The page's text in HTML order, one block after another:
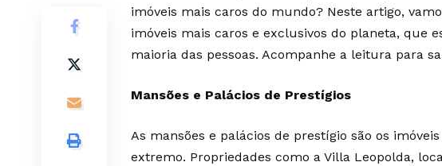
imóveis mais caros do mundo? Neste artigo,
imóveis mais caros e exclusivos do planeta, que
maioria das pessoas. Acompanhe a leitura para
Mansões e Palácios de Prestígios
As mansões e palácios de prestígio são os
extremo. Propriedades como a Villa Leopolda,